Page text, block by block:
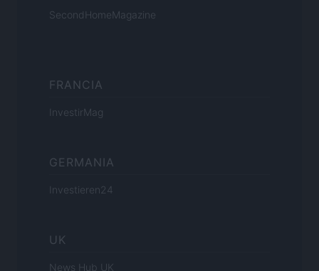
SecondHomeMagazine
FRANCIA
InvestirMag
GERMANIA
Investieren24
UK
News Hub UK